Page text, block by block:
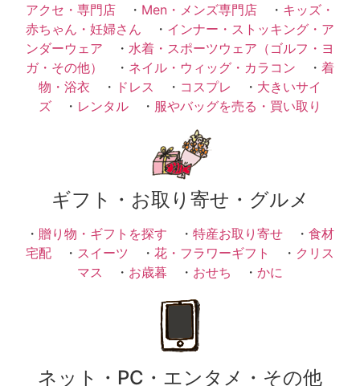
アクセ・専門店 ・ Men・メンズ専門店 ・ キッズ・
赤ちゃん・妊婦さん ・ インナー・ストッキング・ア
ンダーウェア ・ 水着・スポーツウェア（ゴルフ・ヨ
ガ・その他）
・ ネイル・ウィッグ・カラコン ・ 着
物・浴衣 ・ ドレス ・ コスプレ ・ 大きいサイ
ズ ・ レンタル ・ 服やバッグを売る・買い取り
ギフト・お取り寄せ・グルメ
・ 贈り物・ギフトを探す ・ 特産お取り寄せ ・ 食材
宅配 ・ スイーツ ・ 花・フラワーギフト ・ クリス
マス ・ お歳暮 ・ おせち ・ かに
ネット・PC・エンタメ・その他